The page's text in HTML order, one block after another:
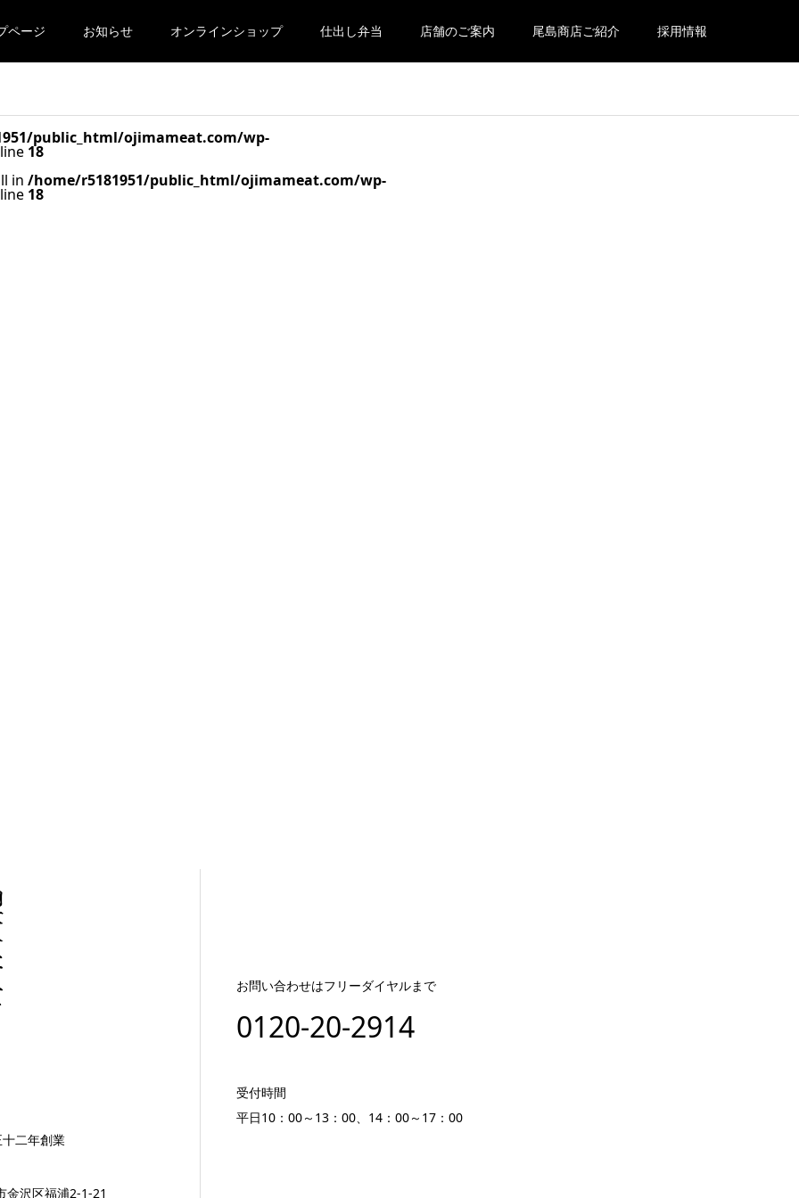
ページ お知らせ オンラインショップ 仕出し弁当 店舗のご案内 尾島商店ご紹介 採用情報
public_html/ojimameat.com/wp-
18
in /home/r5181951/public_html/ojimameat.com/wp-
18
二年創業
金沢区福浦2-1-21
お問い合わせはフリーダイヤルまで
0120-20-2914
受付時間
平日10：00～13：00、14：00～17：00